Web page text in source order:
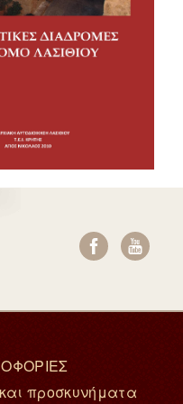
προσκυνήματα